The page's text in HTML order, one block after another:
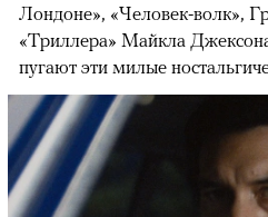
Лондоне», «Человек-волк»,
«Триллера» Майкла
пугают эти милые